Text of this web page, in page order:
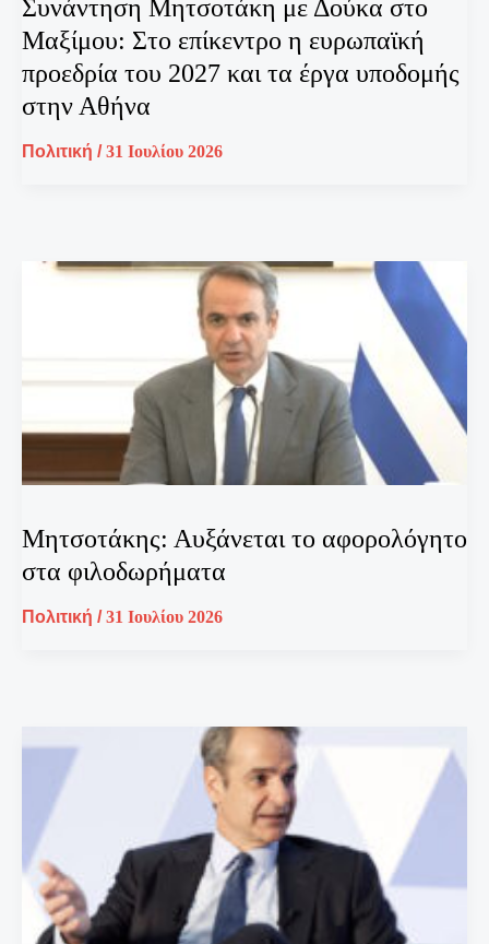
Συνάντηση Μητσοτάκη με Δούκα στο
Μαξίμου: Στο επίκεντρο η ευρωπαϊκή
προεδρία του 2027 και τα έργα υποδομής
στην Αθήνα
Πολιτική /31 Ιουλίου 2026
Μητσοτάκης: Αυξάνεται το αφορολόγητο
στα φιλοδωρήματα
Πολιτική /31 Ιουλίου 2026